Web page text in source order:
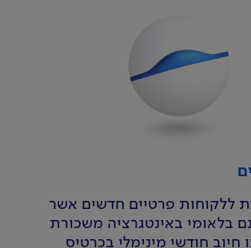
ללקוחות פרטיים חדשים אשר
בלאומי באינטגרציה משכורת
חיוב חודשי מינימלי בכרטיס